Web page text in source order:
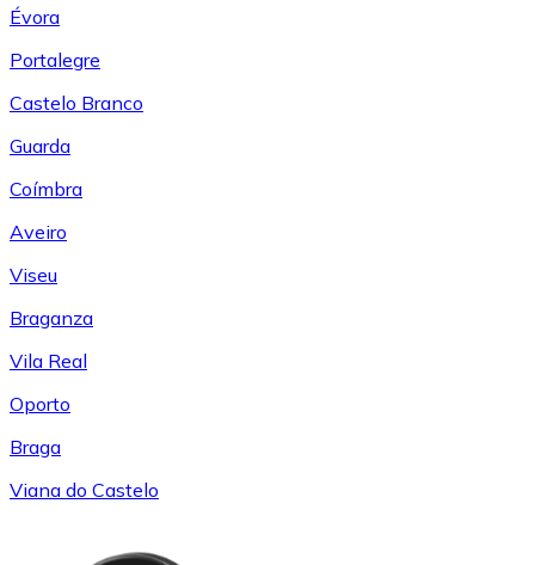
Évora
Portalegre
Castelo Branco
Guarda
Coímbra
Aveiro
Viseu
Braganza
Vila Real
Oporto
Braga
Viana do Castelo